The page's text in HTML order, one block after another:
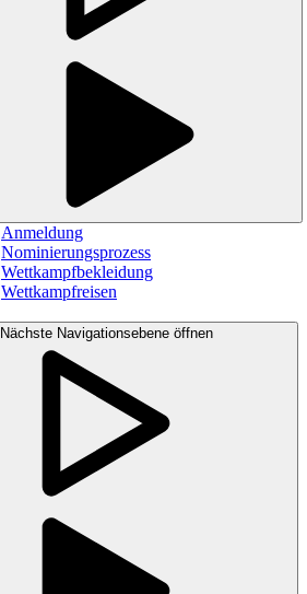
Anmeldung
Nominierungsprozess
Wettkampfbekleidung
Wettkampfreisen
Nächste Navigationsebene öffnen